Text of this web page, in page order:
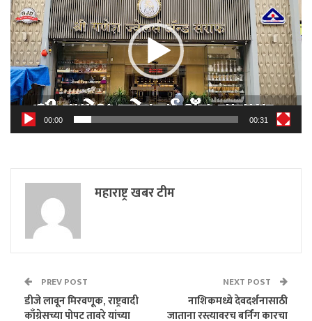
00:00 00:31
महाराष्ट्र खबर टीम
PREV POST
डीजे लावून मिरवणूक, राष्ट्रवादी
काँग्रेसच्या पोपट तावरे यांच्या
NEXT POST
नाशिकमध्ये देवदर्शनासाठी
जाताना रस्त्यावरच बर्निंग कारचा